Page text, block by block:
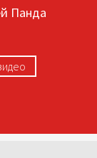
Панда